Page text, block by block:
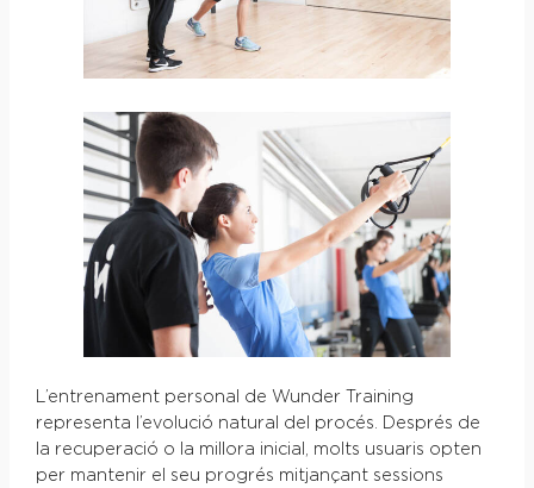
L’entrenament personal de Wunder
Training
representa l’evolució natural del procés. Després de
la recuperació o la millora inicial, molts usuaris opten
per mantenir el seu progrés mitjançant sessions